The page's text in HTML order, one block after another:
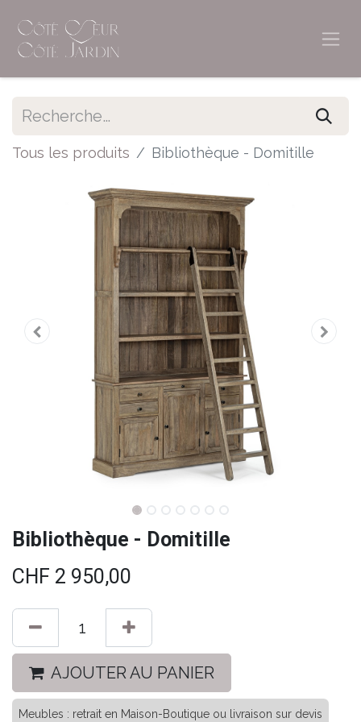
Tous les produits Bibliothèque - Domitille
Bibliothèque - Domitille
CHF 2 950,00
AJOUTER AU PANIER
Meubles : retrait en Maison-Boutique ou livraison sur devis